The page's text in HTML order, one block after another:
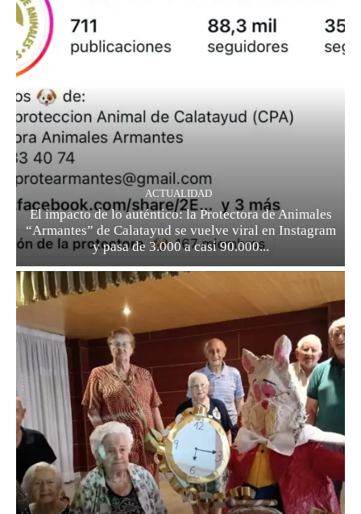
ACTUALIDAD
El impacto de lo auténtico: la Protectora de Animales
“Armantes” de Calatayud se vuelve viral en Instagram
y pasa de 3.000 a casi 90.000...